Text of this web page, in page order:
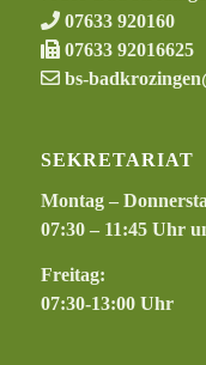
07633 920160
07633 92016625
bs-
SEKRETARIAT
Montag –
07:30 – 11:45 Uhr
Freitag:
07:30-13:00 Uhr